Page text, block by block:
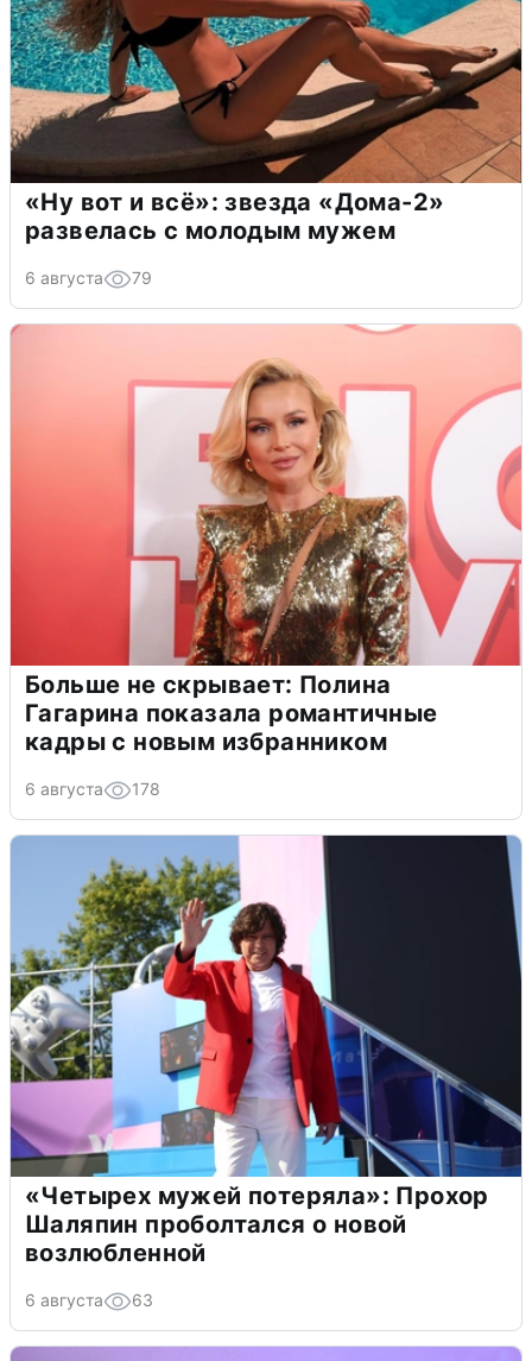
«Ну вот и всё»: звезда «Дома-2»
развелась с молодым мужем
6 августа 79
Больше не скрывает: Полина
Гагарина показала романтичные
кадры с новым избранником
6 августа 178
«Четырех мужей потеряла»: Прохор
Шаляпин проболтался о новой
возлюбленной
6 августа 63